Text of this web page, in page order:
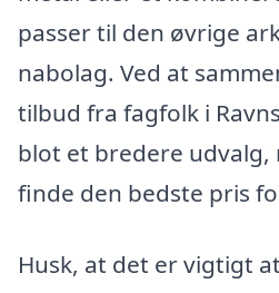
passer til den øvrige
nabolag. Ved at
tilbud fra fagfolk i
blot et bredere udvalg,
finde den bedste pris
Husk, at det er vigtigt